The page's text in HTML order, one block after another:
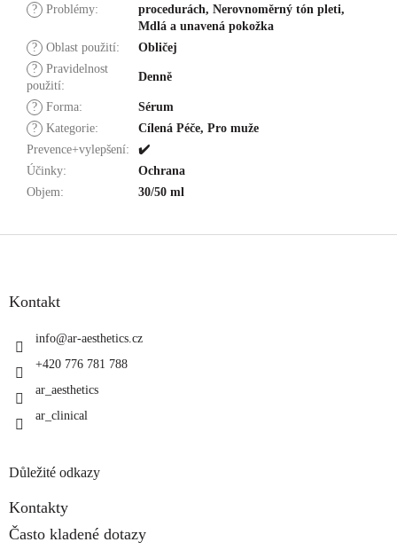
? Problémy:
procedurách, Nerovnoměrný tón pleti,
Mdlá a unavená pokožka
?
Oblast použití:
Obličej
?
Pravidelnost
použití:
Denně
? Forma:
Sérum
?
Kategorie:
Cílená Péče, Pro muže
Prevence+vylepšení:
✔️
Účinky:
Ochrana
Objem: 30/50 ml
Kontakt
info@ar-aesthetics.cz
+420 776 781 788
ar_aesthetics
ar_clinical
Důležité odkazy
Kontakty
Často kladené dotazy